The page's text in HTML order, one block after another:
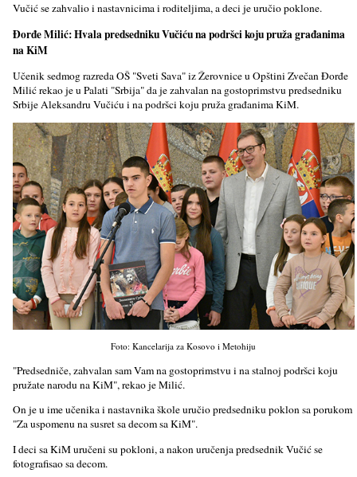
Vučić se zahvalio i nastavnicima i roditelјima, a deci je uručio poklone.
Đorđe Milić: Hvala predsedniku Vučiću na podršci koju pruža građanima
na KiM
Učenik sedmog razreda OŠ "Sveti Sava" iz Žerovnice u Opštini Zvečan Đorđe
Milić rekao je u Palati "Srbija" da je zahvalan na gostoprimstvu predsedniku
Srbije Aleksandru Vučiću i na podršci koju pruža građanima KiM.
Foto: Kancelarija za Kosovo i Metohiju
"Predsedniče, zahvalan sam Vam na gostoprimstvu i na stalnoj podršci koju
pružate narodu na KiM", rekao je Milić.
On je u ime učenika i nastavnika škole uručio predsedniku poklon sa porukom
"Za uspomenu na susret sa decom sa KiM".
I deci sa KiM uručeni su pokloni, a nakon uručenja predsednik Vučić se
fotografisao sa decom.